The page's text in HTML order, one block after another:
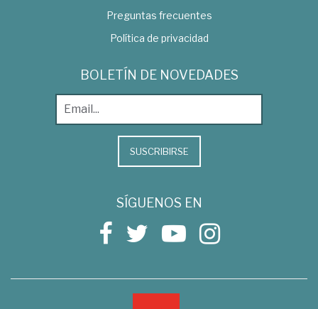
Preguntas frecuentes
Política de privacidad
BOLETÍN DE NOVEDADES
SUSCRIBIRSE
SÍGUENOS EN